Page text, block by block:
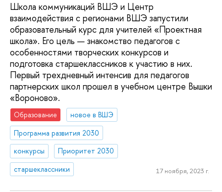
Школа коммуникаций ВШЭ и Центр
взаимодействия с регионами ВШЭ запустили
образовательный курс для учителей «Проектная
школа». Его цель — знакомство педагогов с
особенностями творческих конкурсов и
подготовка старшеклассников к участию в них.
Первый трехдневный интенсив для педагогов
партнерских школ прошел в учебном центре Вышки
«Вороново».
Образование
новое в ВШЭ
Программа развития 2030
конкурсы
Приоритет 2030
старшеклассники
17 ноября, 2023 г.